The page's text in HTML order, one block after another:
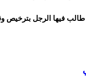
طالب فيها الرجل